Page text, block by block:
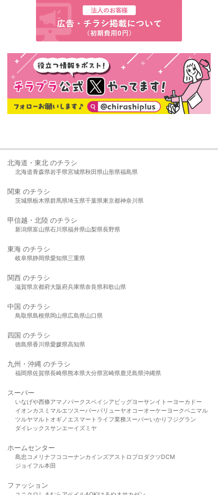
北海道・東北 のチラシ
北海道青森県岩手県宮城県秋田県山形県福島県
関東 のチラシ
茨城県栃木県群馬県埼玉県千葉県東京都神奈川県
甲信越・北陸 のチラシ
新潟県富山県石川県福井県山梨県長野県
東海 のチラシ
岐阜県静岡県愛知県三重県
関西 のチラシ
滋賀県京都府大阪府兵庫県奈良県和歌山県
中国 のチラシ
鳥取県島根県岡山県広島県山口県
四国 のチラシ
徳島県香川県愛媛県高知県
九州・沖縄 のチラシ
福岡県佐賀県長崎県熊本県大分県宮崎県鹿児島県沖縄県
スーパー
いなげや西條アマノパークスベイシア ビッグヨーサンイトーヨーカドー
イオンカスミ マルエツスーパーバリューヤオコーオーケー ヨークベニマル
ツルヤマルト オギノ エスマート ライフ業務スーパーいかり フジグラン
ダイレックスサンエーイズミヤ
ホームセンター
島忠 コメリ ナフコ コーナンカインズアストロプロダクツDCM
ジョイフル本田
ファッション